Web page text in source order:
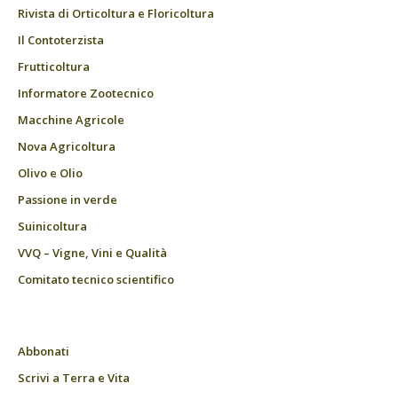
Rivista di Orticoltura e Floricoltura
Il Contoterzista
Frutticoltura
Informatore Zootecnico
Macchine Agricole
Nova Agricoltura
Olivo e Olio
Passione in verde
Suinicoltura
VVQ – Vigne, Vini e Qualità
Comitato tecnico scientifico
Abbonati
Scrivi a Terra e Vita